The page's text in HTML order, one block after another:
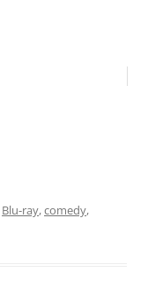
Blu-ray,comedy,